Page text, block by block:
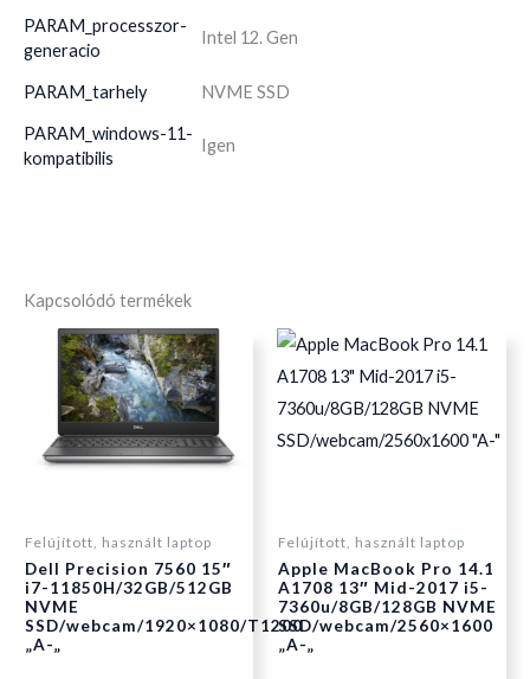
PARAM_processzor-
generacio
Intel 12. Gen
PARAM_tarhely NVME SSD
PARAM_windows-11-
kompatibilis
Igen
Kapcsolódó termékek
Felújított, használt laptop
Dell Precision 7560 15″
i7-11850H/32GB/512GB
NVME
SSD/webcam/1920×1080/T1200
„A-„
Felújított, használt laptop
Apple MacBook Pro 14.1
A1708 13″ Mid-2017 i5-
7360u/8GB/128GB NVME
SSD/webcam/2560×1600
„A-„